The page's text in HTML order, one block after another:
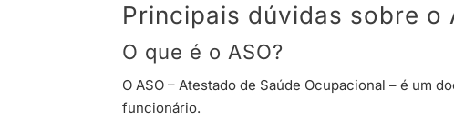
Principais dúvidas sobre o
O que é o ASO?
O ASO – Atestado de Saúde Ocupacional – é um
funcionário.